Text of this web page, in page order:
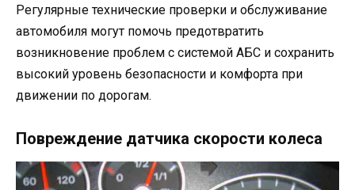
Регулярные технические проверки и обслуживание
автомобиля могут помочь предотвратить
возникновение проблем с системой АБС и сохранить
высокий уровень безопасности и комфорта при
движении по дорогам.
Повреждение датчика скорости колеса